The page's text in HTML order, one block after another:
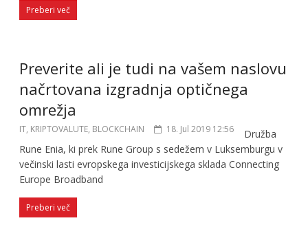
Preberi več
Preverite ali je tudi na vašem naslovu
načrtovana izgradnja optičnega
omrežja
IT, KRIPTOVALUTE, BLOCKCHAIN 18. Jul 2019 12:56
Družba
Rune Enia, ki prek Rune Group s sedežem v Luksemburgu v
večinski lasti evropskega investicijskega sklada Connecting
Europe Broadband
Preberi več